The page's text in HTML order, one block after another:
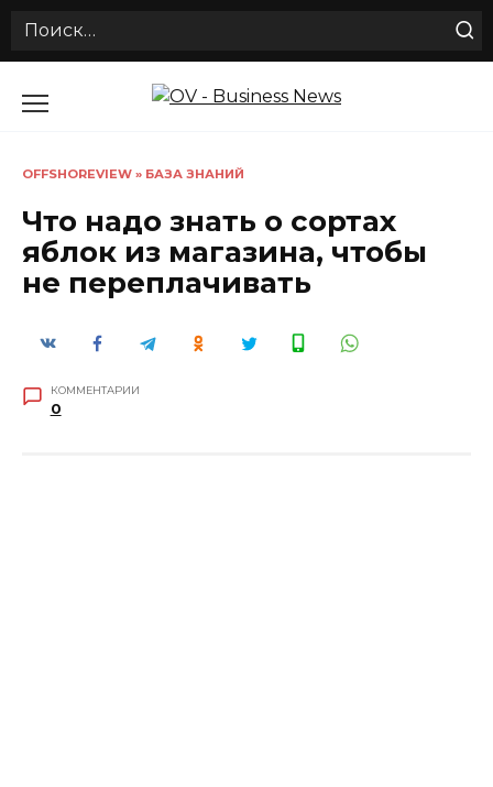
Search
OFFSHOREVIEW » БАЗА ЗНАНИЙ
Что надо знать о сортах
яблок из магазина, чтобы
не переплачивать
КОММЕНТАРИИ
0